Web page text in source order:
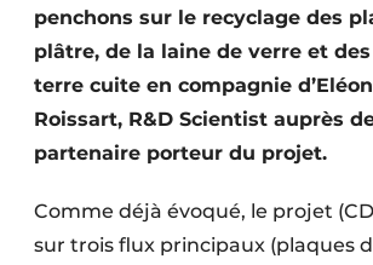
penchons sur le recyclage des
plâtre, de la laine de verre et
terre cuite en compagnie
Roissart, R&D Scientist auprès
partenaire porteur du projet.
Comme déjà évoqué, le projet
sur trois flux principaux (plaques